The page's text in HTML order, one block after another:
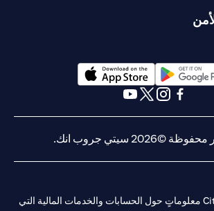
opens in a new
opens in a new tab
سيتي جروب انك.
يوفر موقع Citibank.ae معلوماتٍ حول الحسابات والخدمات المالية التي